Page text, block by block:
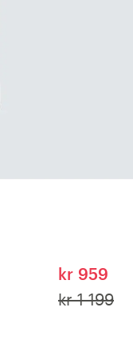
kr 959
kr 1 199